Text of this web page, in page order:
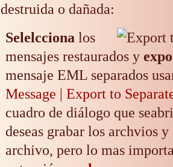
destruida o dañada:
Selelcciona los
mensajes restaurados y
mensaje EML separados
Message | Export to
cuadro de diálogo que
deseas grabar los archvios
archivo, pero lo mas